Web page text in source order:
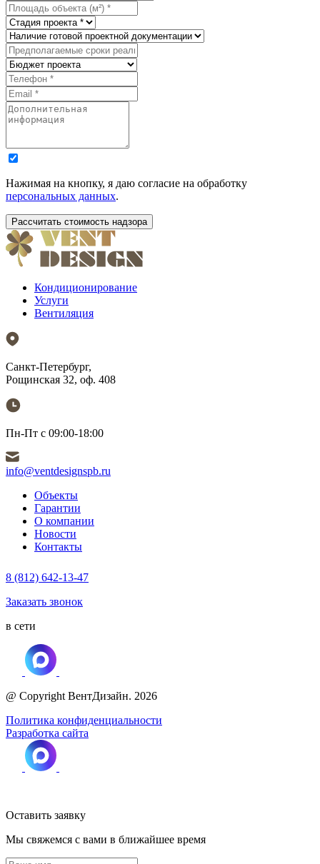
Нажимая на кнопку, я даю согласие на обработку
персональных данных.
Кондиционирование
Услуги
Вентиляция
Санкт-Петербург,
Рощинская 32, оф. 408
Пн-Пт с 09:00-18:00
info@ventdesignspb.ru
Объекты
Гарантии
О компании
Новости
Контакты
8 (812) 642-13-47
Заказать звонок
в сети
@ Copyright ВентДизайн. 2026
Политика конфиденциальности
Разработка сайта
Оставить заявку
Мы свяжемся с вами в ближайшее время